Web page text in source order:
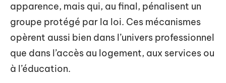
apparence, mais qui, au final, pénalisent un
groupe protégé par la loi. Ces mécanismes
opèrent aussi bien dans l’univers professionnel
que dans l’accès au logement, aux services ou
à l’éducation.